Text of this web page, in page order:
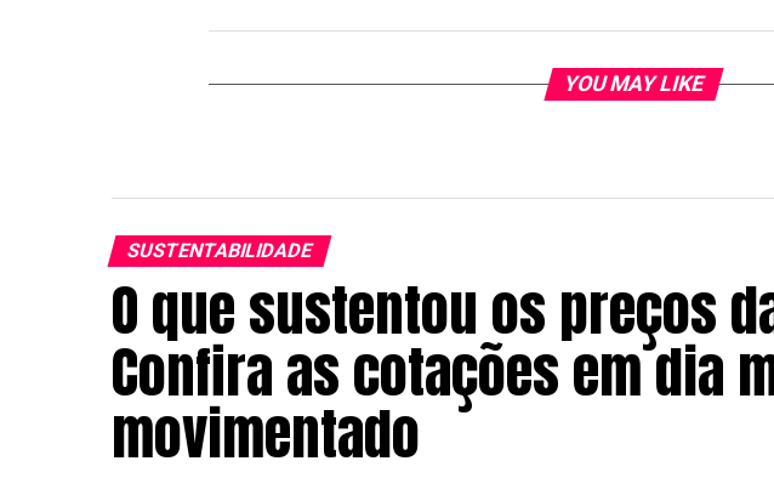
YOU MAY LIKE
SUSTENTABILIDADE
O que sustentou os preços
Confira as cotações em dia
movimentado